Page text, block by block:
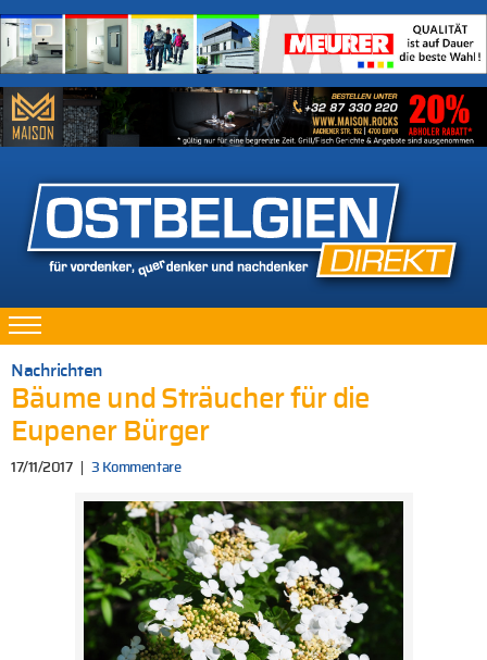
Nachrichten
Bäume und Sträucher für die
Eupener Bürger
17/11/2017 3 Kommentare